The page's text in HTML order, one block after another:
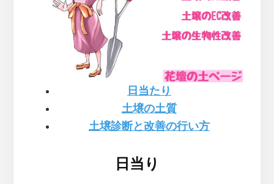
日当たり
土壌の土質
土壌診断と改善の行い方
日当り